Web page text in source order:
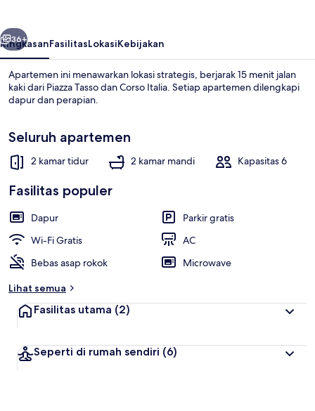
Berikutnya
36+
RingkasanFasilitasLokasiKebijakan
Apartemen ini menawarkan lokasi strategis, berjarak 15 menit jalan
kaki dari Piazza Tasso dan Corso Italia. Setiap apartemen dilengkapi
dapur dan perapian.
Seluruh apartemen
2 kamar tidur 2 kamar mandi Kapasitas 6
Fasilitas populer
Dapur
Parkir gratis
Wi-Fi Gratis
AC
Bebas asap rokok
Microwave
Lihat semua
Fasilitas utama (2)
Seperti di rumah sendiri (6)